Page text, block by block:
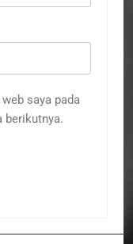
saya pada
berikutnya.